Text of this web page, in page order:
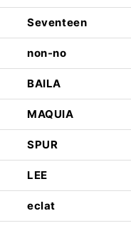
Seventeen
non-no
BAILA
MAQUIA
SPUR
LEE
eclat